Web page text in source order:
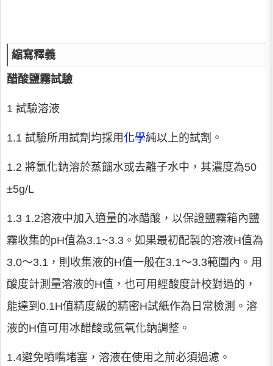
縮寫釋義
醋酸鹽霧試驗
1 試驗溶液
1.1 試驗所用試劑均採用化學純以上的試劑。
1.2 將氯化鈉溶於蒸餾水或去離子水中，其濃度為50
±5g/L
1.3 1.2溶液中加入適量的冰醋酸，以保證鹽霧箱內鹽
霧收集的pH值為3.1~3.3。如果最初配製的溶液H值為
3.0～3.1，則收集液的H值一般在3.1～3.3範圍內。用
酸度計測量溶液的H值，也可用經酸度計校對過的，
能達到0.1H值精度級的精密H試紙作為日常檢測。溶
液的H值可用冰醋酸或氫氧化鈉調整。
1.4避免噴嘴堵塞，溶液在使用之前必須過濾。